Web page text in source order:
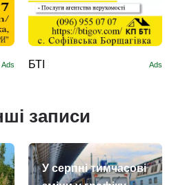
Ads БТІ Ads
записи
У серпні тимчасові